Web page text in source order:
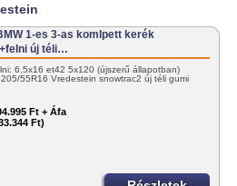
1-es 3-as komlpett kerék
új téli…
6,5x16 et42 5x120 (újszerű állapotban)
55R16 Vredestein snowtrac2 új téli gumi
Ft + Áfa
Ft)